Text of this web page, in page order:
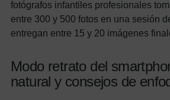
fotógrafos infantiles profesionales
entre 300 y 500 fotos en una sesión
entregan entre 15 y 20 imágenes
Modo retrato del
natural y consejos de